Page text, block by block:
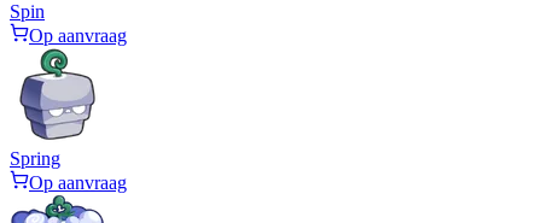
Spin
Op aanvraag
Spring
Op aanvraag